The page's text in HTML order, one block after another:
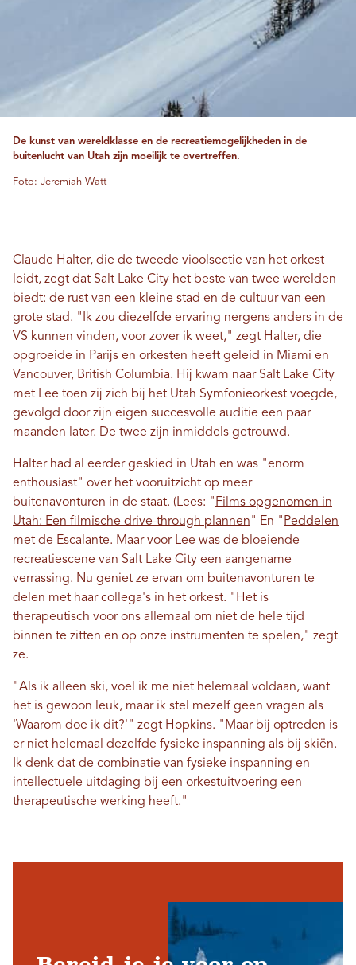
De kunst van wereldklasse en de recreatiemogelijkheden in de
buitenlucht van Utah zijn moeilijk te overtreffen.
Foto: Jeremiah Watt
Claude Halter, die de tweede vioolsectie van het orkest
leidt, zegt dat Salt Lake City het beste van twee werelden
biedt: de rust van een kleine stad en de cultuur van een
grote stad. "Ik zou diezelfde ervaring nergens anders in de
VS kunnen vinden, voor zover ik weet," zegt Halter, die
opgroeide in Parijs en orkesten heeft geleid in Miami en
Vancouver, British Columbia. Hij kwam naar Salt Lake City
met Lee toen zij zich bij het Utah Symfonieorkest voegde,
gevolgd door zijn eigen succesvolle auditie een paar
maanden later. De twee zijn inmiddels getrouwd.
Halter had al eerder geskied in Utah en was "enorm
enthousiast" over het vooruitzicht op meer
buitenavonturen in de staat. (Lees: " Films opgenomen in
Utah: Een filmische drive-through plannen" En " Peddelen
met de Escalante. Maar voor Lee was de bloeiende
recreatiescene van Salt Lake City een aangename
verrassing. Nu geniet ze ervan om buitenavonturen te
delen met haar collega's in het orkest. "Het is
therapeutisch voor ons allemaal om niet de hele tijd
binnen te zitten en op onze instrumenten te spelen," zegt
ze.
"Als ik alleen ski, voel ik me niet helemaal voldaan, want
het is gewoon leuk, maar ik stel mezelf geen vragen als
'Waarom doe ik dit?'" zegt Hopkins. "Maar bij optreden is
er niet helemaal dezelfde fysieke inspanning als bij skiën.
Ik denk dat de combinatie van fysieke inspanning en
intellectuele uitdaging bij een orkestuitvoering een
therapeutische werking heeft."